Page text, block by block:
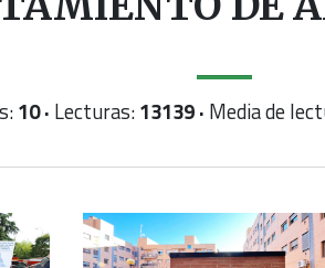
10 · Lecturas:13139 · Media de